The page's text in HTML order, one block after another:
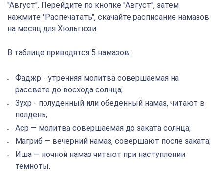
"Август". Перейдите по кнопке "Август", затем
нажмите "Распечатать", скачайте расписание намазов
на месяц для Хюльгюзи.
В таблице приводятся 5 намазов:
Фаджр - утренняя молитва совершаемая на
рассвете до восхода солнца;
Зухр - полуденный или обеденный намаз, читают в
полдень;
Аср — молитва совершаемая до заката солнца;
Магриб — вечерний намаз, совершают после заката;
Иша — ночной намаз читают при наступлении
темноты.